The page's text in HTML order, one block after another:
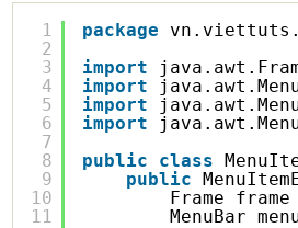
1
2
3
4
5
6
7
8
9
10
11
package
import
import
import
import
public
class
public
Frame
MenuBar